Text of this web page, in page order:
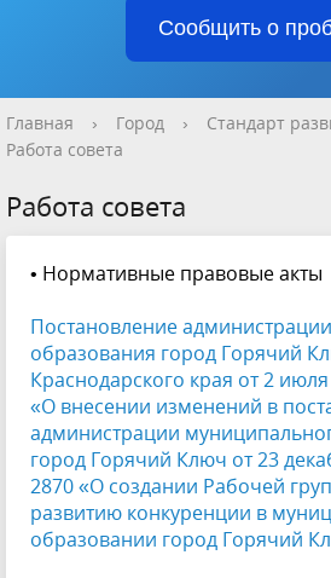
Сообщить о
Главная › Город › Стандарт
Работа совета
Работа совета
• Нормативные правовые акты
Постановление
образования город Горячий
Краснодарского края от 2
«О внесении изменений в
администрации
город Горячий Ключ от 23
2870 «О создании Рабочей
развитию конкуренции в
образовании город Горячий